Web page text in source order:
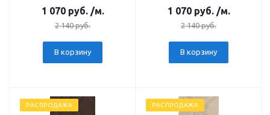
1 070руб. /м.
2 140руб.
В корзину
1 070руб. /м.
2 140руб.
В корзину
РАСПРОДАЖА РАСПРОДАЖА